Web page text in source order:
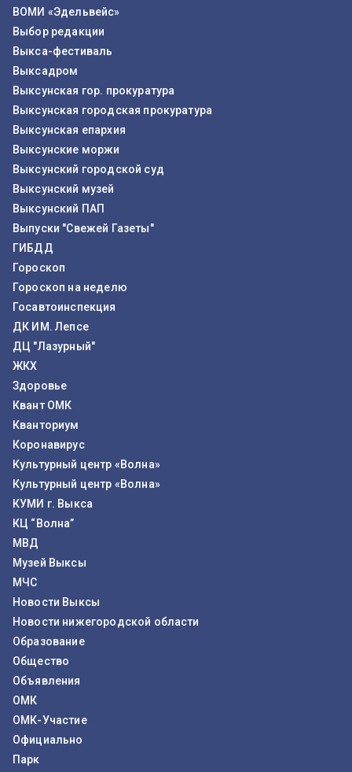
ВОМИ «Эдельвейс»
Выбор редакции
Выкса-фестиваль
Выксадром
Выксунская гор. прокуратура
Выксунская городская прокуратура
Выксунская епархия
Выксунские моржи
Выксунский городской суд
Выксунский музей
Выксунский ПАП
Выпуски "Свежей Газеты"
ГИБДД
Гороскоп
Гороскоп на неделю
Госавтоинспекция
ДК ИМ. Лепсе
ДЦ "Лазурный"
ЖКХ
Здоровье
Квант ОМК
Кванториум
Коронавирус
Культурный центр «Волна»
Культурный центр «Волна»
КУМИ г. Выкса
КЦ “Волна”
МВД
Музей Выксы
МЧС
Новости Выксы
Новости нижегородской области
Образование
Общество
Объявления
ОМК
ОМК-Участие
Официально
Парк